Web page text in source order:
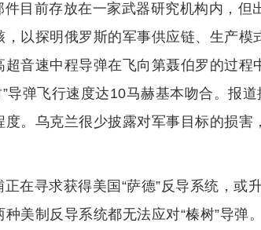
目前存放在一家武器研究机构内，但
以探明俄罗斯的军事供应链、生产模
音速中程导弹在飞向第聂伯罗的过程
导弹飞行速度达10马赫基本吻合。报道
。乌克兰很少披露对军事目标的损害
在寻求获得美国“萨德”反导系统，或
美制反导系统都无法应对“榛树”导弹